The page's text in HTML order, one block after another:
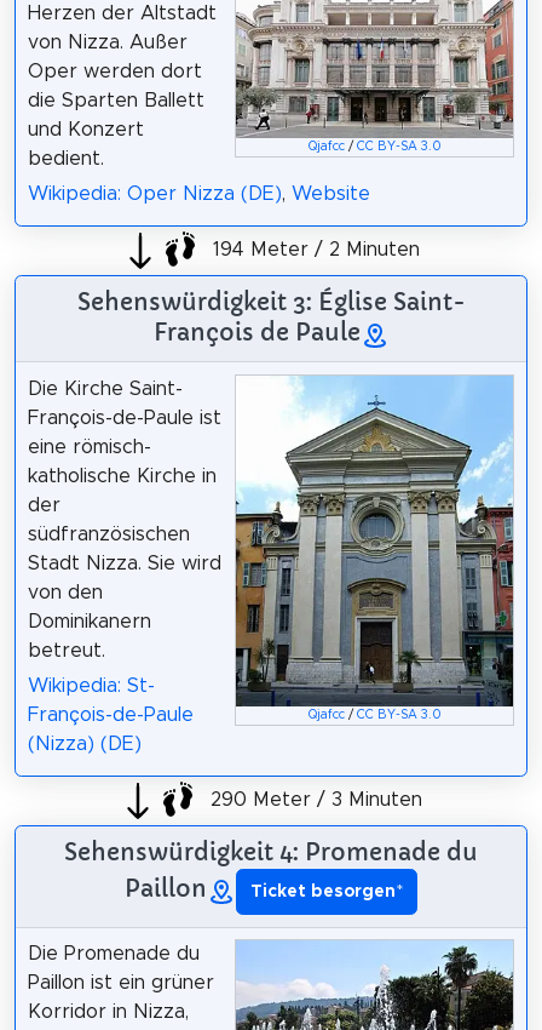
Qjafcc/ CC BY-SA 3.0
Herzen der Altstadt
von Nizza. Außer
Oper werden dort
die Sparten Ballett
und Konzert
bedient.
Wikipedia: Oper Nizza (DE), Website
194 Meter / 2 Minuten
Sehenswürdigkeit 3: Église Saint-
François de Paule
Qjafcc/ CC BY-SA 3.0
Die Kirche Saint-
François-de-Paule ist
eine römisch-
katholische Kirche in
der
südfranzösischen
Stadt Nizza. Sie wird
von den
Dominikanern
betreut.
Wikipedia: St-
François-de-Paule
(Nizza) (DE)
290 Meter / 3 Minuten
Sehenswürdigkeit 4: Promenade du
Paillon
Ticket besorgen*
Die Promenade du
Paillon ist ein grüner
Korridor in Nizza,